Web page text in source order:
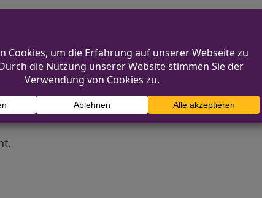
mit!
und ganz ohne Anmeldezwang!
werden von unserer Redaktion im Vorfeld geprüft.